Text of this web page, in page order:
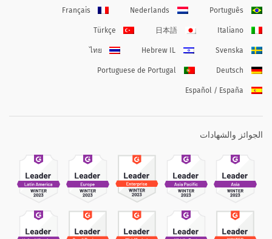
Português
Nederlands
Français
Italiano
日本語
Türkçe
Svenska
Hebrew IL
ไทย
Deutsch
Portuguese de Portugal
Español / España
الجوائز والشهادات